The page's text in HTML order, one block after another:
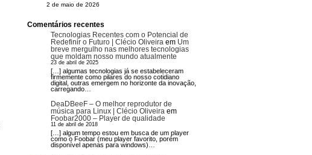
2 de maio de 2026
Comentários recentes
Tecnologias Recentes com o Potencial de
Redefinir o Futuro | Clécio Oliveira em Um
breve mergulho nas melhores tecnologias
que moldam nosso mundo atualmente
23 de abril de 2025
[…] algumas tecnologias já se estabeleceram
firmemente como pilares do nosso cotidiano
digital, outras emergem no horizonte da inovação,
carregando…
DeaDBeeF – O melhor reprodutor de
música para Linux | Clécio Oliveira em
Foobar2000 – Player de qualidade
11 de abril de 2018
[…] algum tempo estou em busca de um player
como o Foobar (meu player favorito, porém
disponível apenas para windows)…